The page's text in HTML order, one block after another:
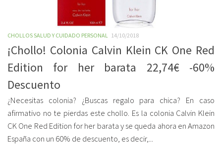
CHOLLOS SALUD Y CUIDADO PERSONAL 14/10/2018
¡Chollo! Colonia Calvin Klein CK One Red
Edition for her barata 22,74€ -60%
Descuento
¿Necesitas colonia? ¿Buscas regalo para chica? En caso
afirmativo no te pierdas este chollo. Es la colonia Calvin Klein
CK One Red Edition for her barata y se queda ahora en Amazon
España con un 60% de descuento, es decir,...